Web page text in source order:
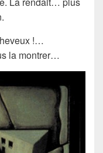
!…
la montrer…